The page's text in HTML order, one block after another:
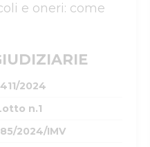
e oneri: come
2024
n.1
2024/IMV